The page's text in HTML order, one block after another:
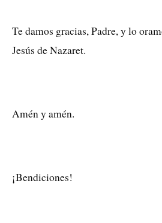
Te damos gracias, Padre, y lo
Jesús de Nazaret.
Amén y amén.
¡Bendiciones!